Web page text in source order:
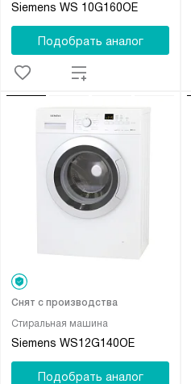
Siemens WS 10G160OE
Подобрать аналог
Стиральная машина
Siemens WS12G140OE
Снят с производства
Подобрать аналог